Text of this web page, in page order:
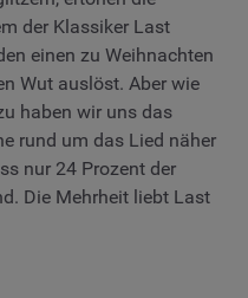
der Klassiker Last
einen zu Weihnachten
Wut auslöst. Aber wie
haben wir uns das
rund um das Lied näher
nur 24 Prozent der
Die Mehrheit liebt Last